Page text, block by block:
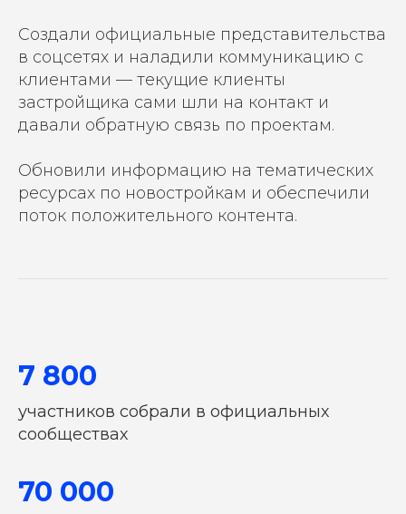
Создали официальные представительства
в соцсетях и наладили коммуникацию с
клиентами — текущие клиенты
застройщика сами шли на контакт и
давали обратную связь по проектам.
Обновили информацию на тематических
ресурсах по новостройкам и обеспечили
поток положительного контента.
7 800
участников собрали в официальных
сообществах
70 000
ОСТАВЬТЕ ЗАЯВКУ